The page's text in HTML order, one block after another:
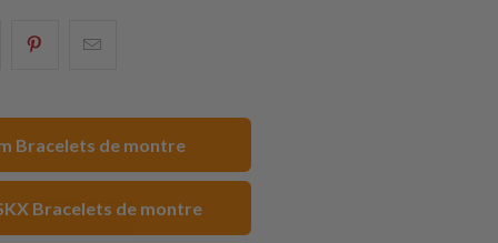
Partagez
ami
Bracelets de montre
Bracelets de montre